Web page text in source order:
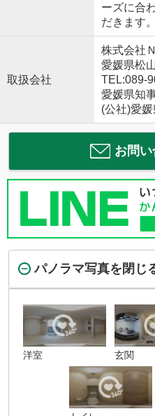
ーズに合
だきます。
取扱会社
株式会社
愛媛県松
TEL:089-
愛媛県知
(公社)愛
お問
パノラマ写真を閉じ
洋室 玄関